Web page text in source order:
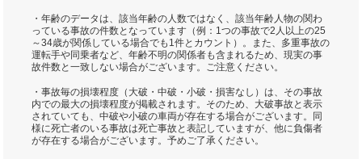
・年齢のデータは、該当年齢の人数ではなく、該当年齢人物の関わ
っている事故の件数となっています（例：1つの事故で2人以上の25
～34歳が関係している場合でも1件とカウント）。また、多重事故の
運転手や同乗者など、年齢不明の関係者も含まれるため、現実の事
故件数と一致しない場合がございます。ご注意ください。
・事故毎の損壊程度（大破・中破・小破・損害なし）は、その事故
内での最大の損壊程度が掲載されます。そのため、大破事故と表示
されていても、中破や小破の車両が存在する場合がございます。同
様に死亡者のいる事故は死亡事故と表記していますが、他に負傷者
が存在する場合がございます。予めご了承ください。